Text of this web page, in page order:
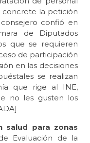
concrete la petición
confió en
de Diputados
que se requieren
de participación
en las decisiones
se realizan
que rige al INE,
no les gusten los
]
salud para zonas
Evaluación de la